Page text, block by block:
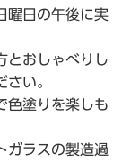
曜日の午後に実
とおしゃべりし
い。
色塗りを楽しも
ガラスの製造過